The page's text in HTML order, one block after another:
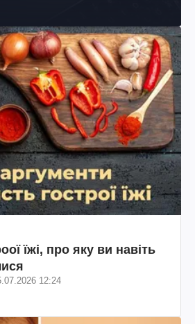
їжі, про яку ви навіть
12:24